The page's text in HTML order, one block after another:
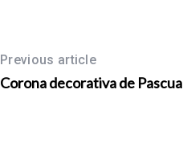
Previous article
Corona decorativa de Pascua